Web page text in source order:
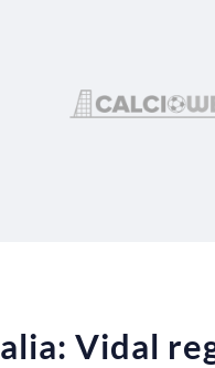
Vidal